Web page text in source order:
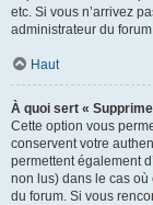
etc. Si vous n’arrivez
administrateur du
Haut
À quoi sert «
Cette option vous
conservent votre
permettent également
non lus) dans le cas
du forum. Si vous